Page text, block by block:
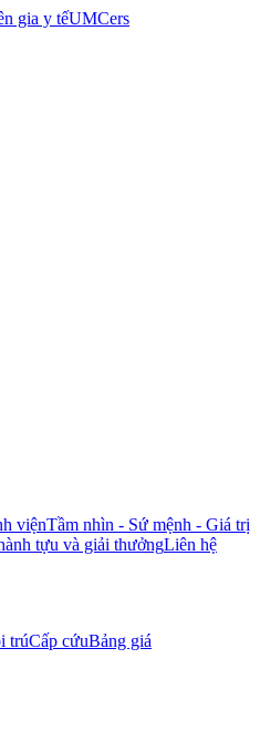
gia y tếUMCers
việnTầm nhìn - Sứ mệnh - Giá trị
tựu và giải thưởngLiên hệ
trúCấp cứuBảng giá